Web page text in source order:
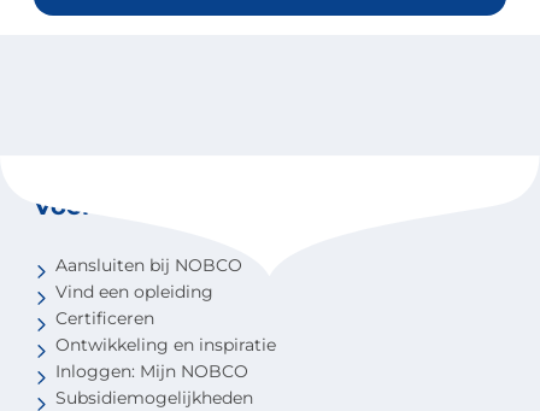
Voor coaches
Aansluiten bij NOBCO
Vind een opleiding
Certificeren
Ontwikkeling en inspiratie
Inloggen: Mijn NOBCO
Subsidiemogelijkheden